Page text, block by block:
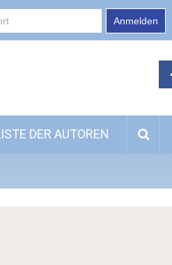
Anmelden
DER AUTOREN